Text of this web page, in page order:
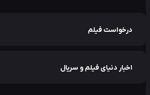
درخواست فیلم
اخبار دنیای فیلم و سریال